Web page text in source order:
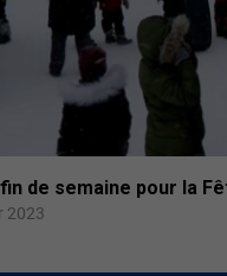
de semaine pour la
2023